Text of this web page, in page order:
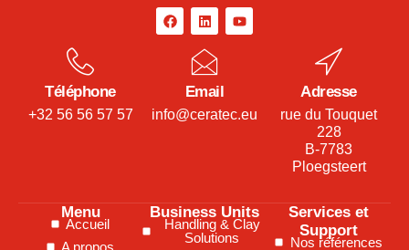
Téléphone
+32 56 56 57 57
Email
info@ceratec.eu
Adresse
rue du Touquet
228
B-7783
Ploegsteert
Menu
Accueil
A propos
Business Units
Handling & Clay
Solutions
Services et
Support
Nos références